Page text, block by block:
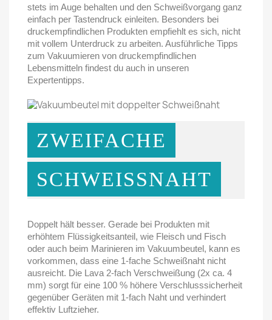
stets im Auge behalten und den Schweißvorgang ganz
einfach per Tastendruck einleiten. Besonders bei
druckempfindlichen Produkten empfiehlt es sich, nicht
mit vollem Unterdruck zu arbeiten. Ausführliche Tipps
zum Vakuumieren von druckempfindlichen
Lebensmitteln findest du auch in unseren
Expertentipps.
ZWEIFACHE
SCHWEISSNAHT
Doppelt hält besser. Gerade bei Produkten mit
erhöhtem Flüssigkeitsanteil, wie Fleisch und Fisch
oder auch beim Marinieren im Vakuumbeutel, kann es
vorkommen, dass eine 1-fache Schweißnaht nicht
ausreicht. Die Lava 2-fach Verschweißung (2x ca. 4
mm) sorgt für eine 100 % höhere Verschlusssicherheit
gegenüber Geräten mit 1-fach Naht und verhindert
effektiv Luftzieher.